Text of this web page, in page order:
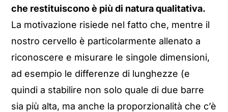
che restituiscono è più di natura qualitativa.
La motivazione risiede nel fatto che, mentre il
nostro cervello è particolarmente allenato a
riconoscere e misurare le singole dimensioni,
ad esempio le differenze di lunghezze (e
quindi a stabilire non solo quale di due barre
sia più alta, ma anche la proporzionalità che c’è